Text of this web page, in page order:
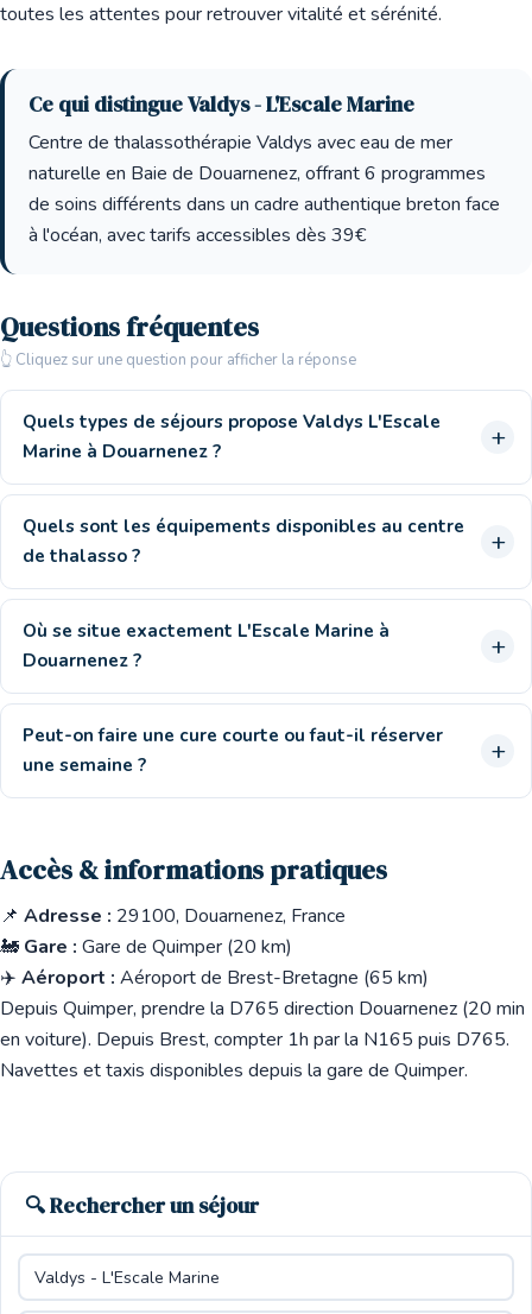
toutes les attentes pour retrouver vitalité et sérénité.
Ce qui distingue Valdys - L'Escale Marine
Centre de thalassothérapie Valdys avec eau de mer
naturelle en Baie de Douarnenez, offrant 6 programmes
de soins différents dans un cadre authentique breton face
à l'océan, avec tarifs accessibles dès 39€
Questions fréquentes
👆 Cliquez sur une question pour afficher la réponse
Quels types de séjours propose Valdys L'Escale
Marine à Douarnenez ?
Quels sont les équipements disponibles au centre
de thalasso ?
Où se situe exactement L'Escale Marine à
Douarnenez ?
Peut-on faire une cure courte ou faut-il réserver
une semaine ?
Accès & informations pratiques
📌 Adresse : 29100, Douarnenez, France
🚂 Gare : Gare de Quimper (20 km)
✈️ Aéroport : Aéroport de Brest-Bretagne (65 km)
Depuis Quimper, prendre la D765 direction Douarnenez (20 min
en voiture). Depuis Brest, compter 1h par la N165 puis D765.
Navettes et taxis disponibles depuis la gare de Quimper.
🔍 Rechercher un séjour